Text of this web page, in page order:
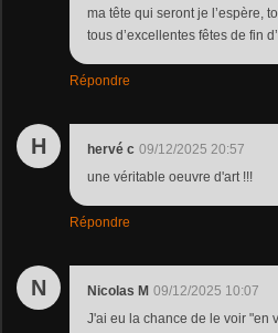
ma tête qui seront je l’espère,
tous d’excellentes fêtes de fin
Répondre
H hervé c 09/12/2025 20:57
une véritable oeuvre d'art !!!
Répondre
N Nicolas M 09/12/2025 10:07
J'ai eu la chance de le voir "en